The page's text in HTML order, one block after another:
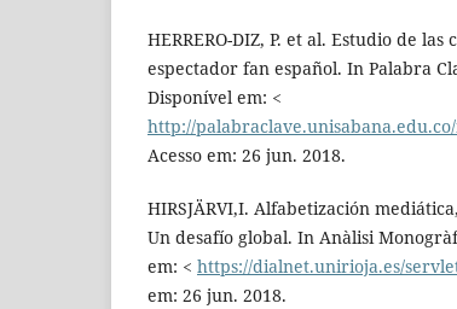
HERRERO-DIZ, P. et al. Estudio de
espectador fan español. In Palabra
Disponível em: <
http://
Acesso em: 26 jun. 2018.
HIRSJÄRVI,I. Alfabetización
Un desafío global. In Anàlisi
em: < https://dialnet.unirioja.es/
em: 26 jun. 2018.